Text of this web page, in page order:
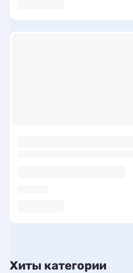
Хиты категории